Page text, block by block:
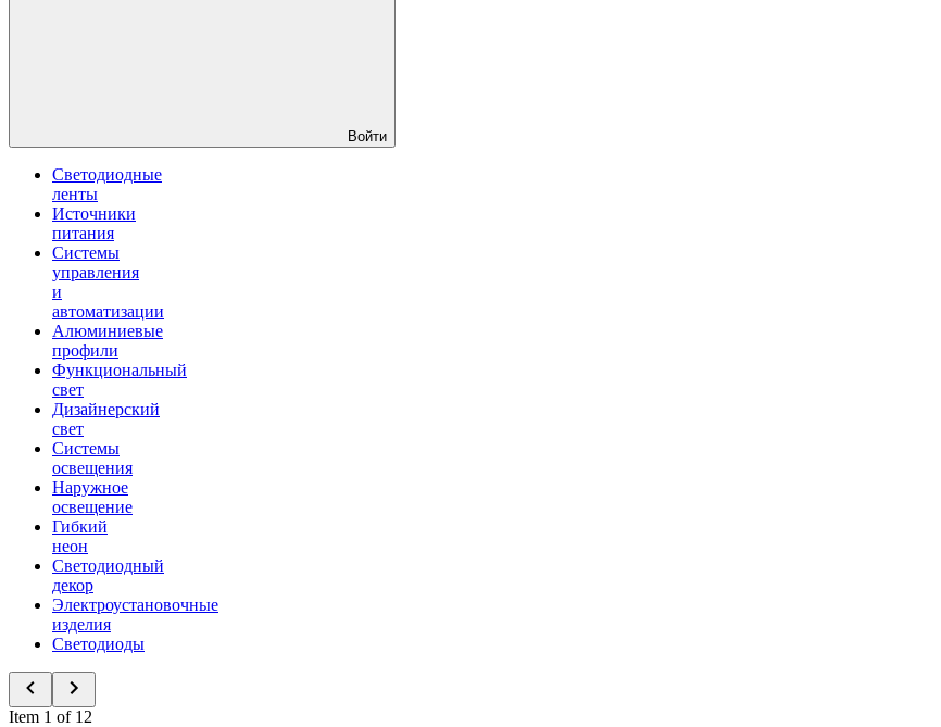
Войти
Светодиодные
ленты
Источники
питания
Системы
управления
и
автоматизации
Алюминиевые
профили
Функциональный
свет
Дизайнерский
свет
Системы
освещения
Наружное
освещение
Гибкий
неон
Светодиодный
декор
Электроустановочные
изделия
Светодиоды
Item 1 of 12